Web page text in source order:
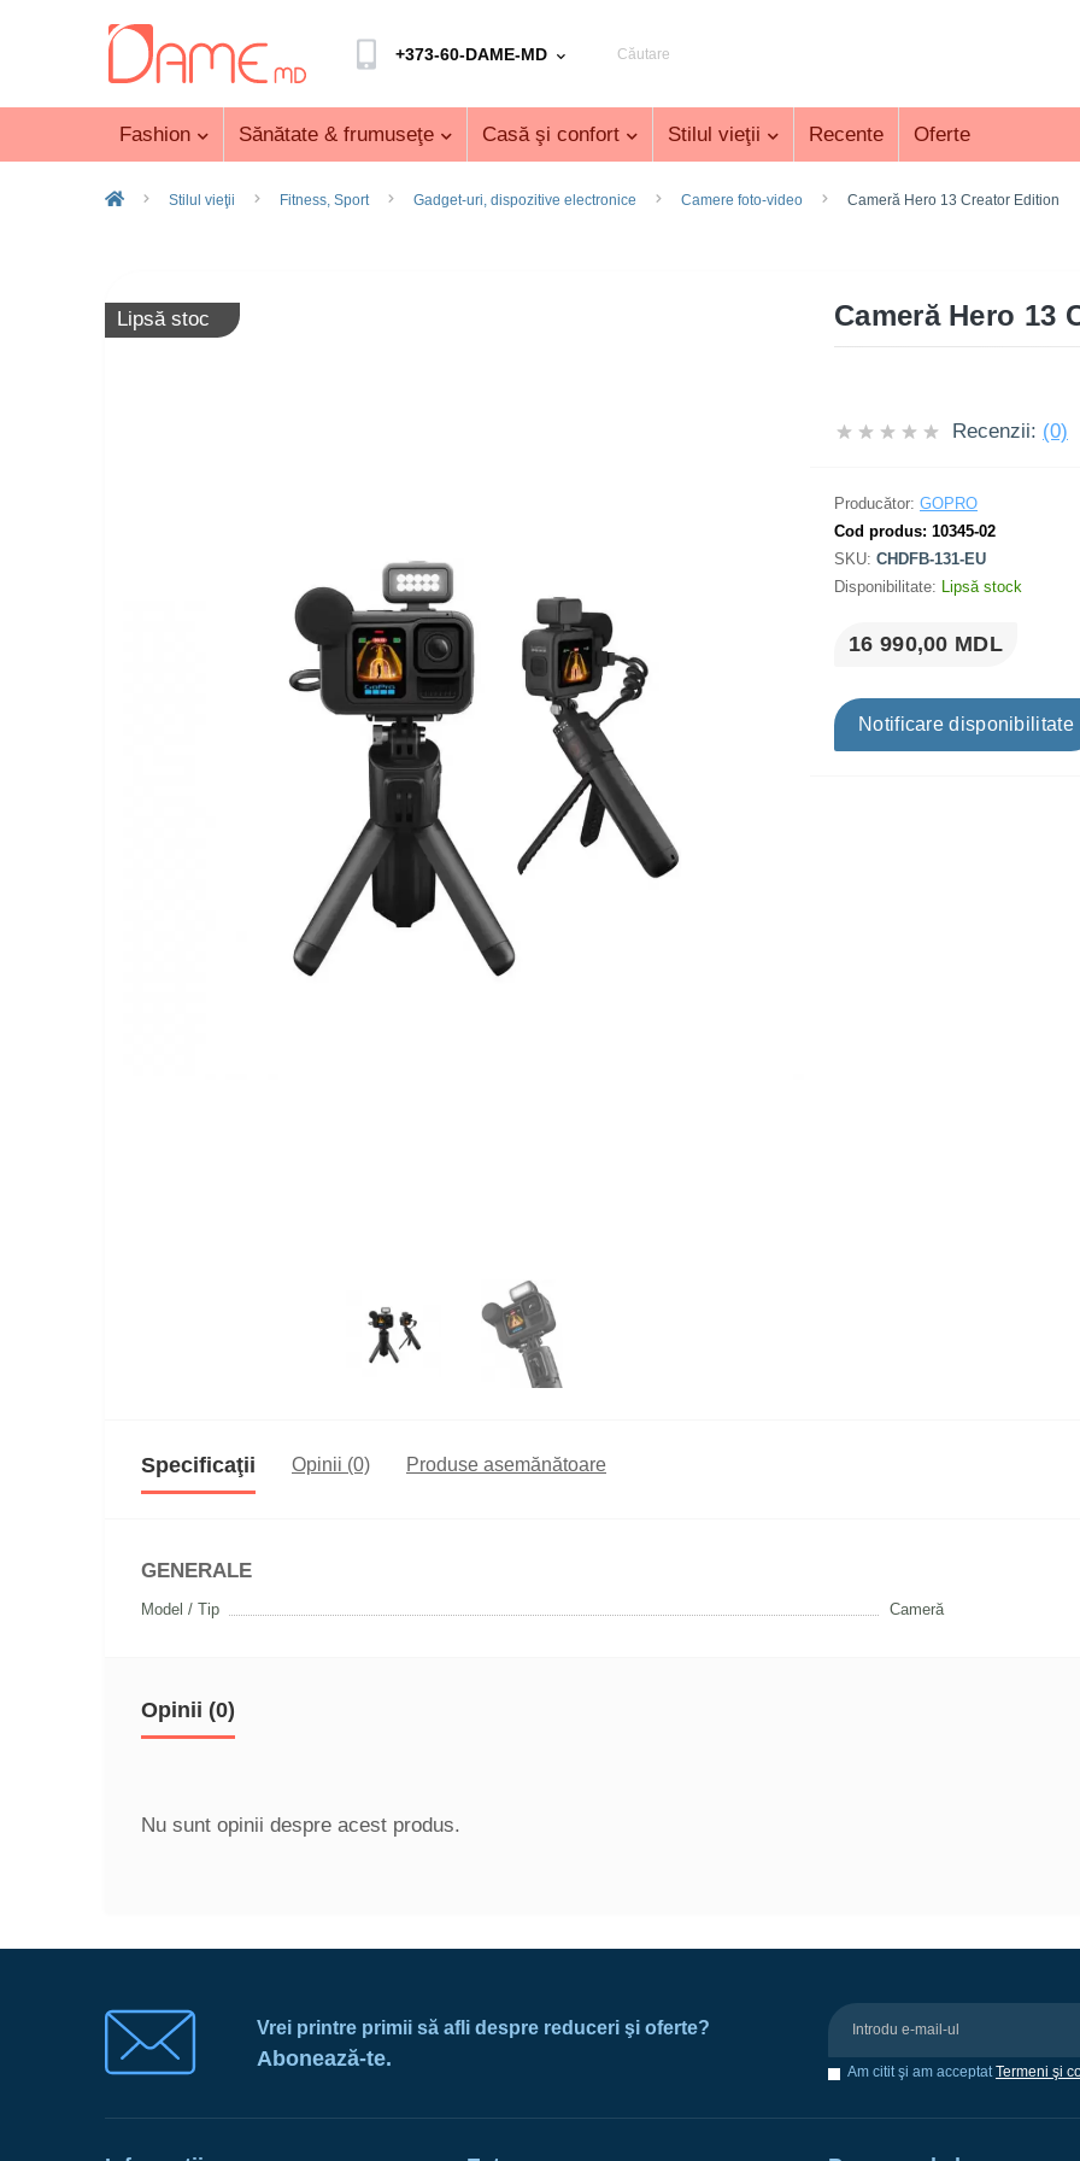
+373-60-DAME-MD
Fashion Sănătate & frumuseţe Casă şi confort Stilul vieţii Recente Oferte
Stilul vieţii Fitness, Sport Gadget-uri, dispozitive electronice Camere foto-video Cameră Hero 13 Creator Edition
Lipsă stoc Cameră Hero 13
Recenzii: (0)
Producător: GOPRO
Cod produs: 10345-02
SKU: CHDFB-131-EU
Disponibilitate: Lipsă stock
16 990,00 MDL
Notificare disponibilitate
Specificaţii Opinii (0) Produse asemănătoare
GENERALE
Model / Tip Cameră
Opinii (0)
Nu sunt opinii despre acest produs.
Vrei printre primii să afli despre reduceri şi oferte?
Abonează-te.
Am citit şi am acceptatTermeni şi